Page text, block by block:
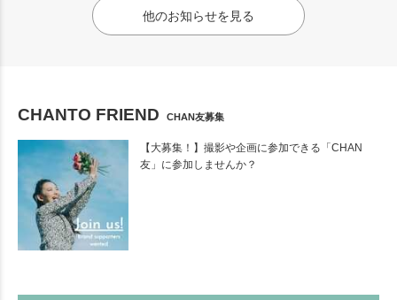
他のお知らせを見る
CHANTO FRIEND CHAN友募集
【大募集！】撮影や企画に参加できる「CHAN
友」に参加しませんか？